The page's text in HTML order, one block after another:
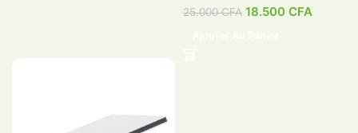
25.000CFA 18.500 CFA